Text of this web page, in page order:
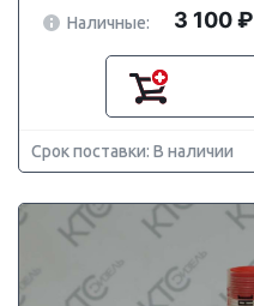
Наличные:
3 100 ₽
Срок поставки: В наличии